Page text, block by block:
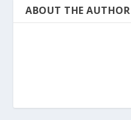
ABOUT THE AUTHOR